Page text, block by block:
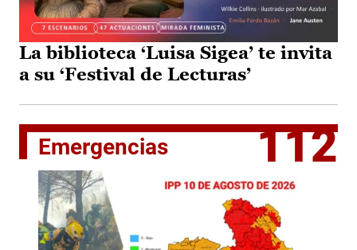
La biblioteca ‘Luisa Sigea’ te invita
a su ‘Festival de Lecturas’
Emergencias 112